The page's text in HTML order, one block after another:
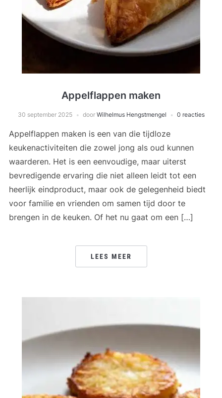
Appelflappen maken
30 september 2025 door Wilhelmus Hengstmengel 0 reacties
Appelflappen maken is een van die tijdloze
keukenactiviteiten die zowel jong als oud kunnen
waarderen. Het is een eenvoudige, maar uiterst
bevredigende ervaring die niet alleen leidt tot een
heerlijk eindproduct, maar ook de gelegenheid biedt
voor familie en vrienden om samen tijd door te
brengen in de keuken. Of het nu gaat om een […]
LEES MEER